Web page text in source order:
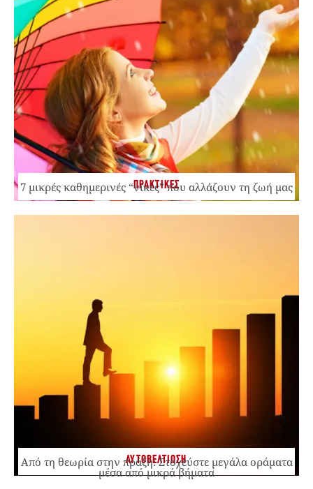
ΠΡΑΚΤΙΚΕΣ
7 μικρές καθημερινές “νίκες” που αλλάζουν τη ζωή μας
ΑΥΤΟΒΕΛΤΙΩΣΗ
Από τη θεωρία στην πράξη: Στοχεύστε μεγάλα οράματα
μέσα από μικρά βήματα